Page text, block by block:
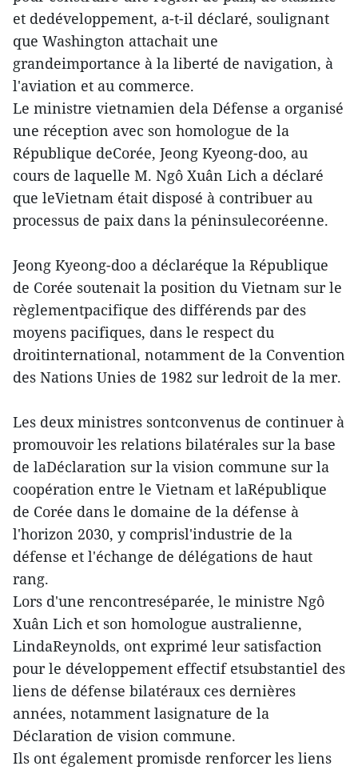
et dedéveloppement, a-t-il déclaré, soulignant
que Washington attachait une
grandeimportance à la liberté de navigation, à
l'aviation et au commerce.
Le ministre vietnamien dela Défense a organisé
une réception avec son homologue de la
République deCorée, Jeong Kyeong-doo, au
cours de laquelle M. Ngô Xuân Lich a déclaré
que leVietnam était disposé à contribuer au
processus de paix dans la péninsulecoréenne.
Jeong Kyeong-doo a déclaréque la République
de Corée soutenait la position du Vietnam sur le
règlementpacifique des différends par des
moyens pacifiques, dans le respect du
droitinternational, notamment de la Convention
des Nations Unies de 1982 sur ledroit de la mer.
Les deux ministres sontconvenus de continuer à
promouvoir les relations bilatérales sur la base
de laDéclaration sur la vision commune sur la
coopération entre le Vietnam et laRépublique
de Corée dans le domaine de la défense à
l'horizon 2030, y comprisl'industrie de la
défense et l'échange de délégations de haut
rang.
Lors d'une rencontreséparée, le ministre Ngô
Xuân Lich et son homologue australienne,
LindaReynolds, ont exprimé leur satisfaction
pour le développement effectif etsubstantiel des
liens de défense bilatéraux ces dernières
années, notamment lasignature de la
Déclaration de vision commune.
Ils ont également promisde renforcer les liens